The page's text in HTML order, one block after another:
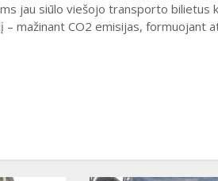
jau siūlo viešojo transporto bilietus
mažinant CO2 emisijas, formuojant